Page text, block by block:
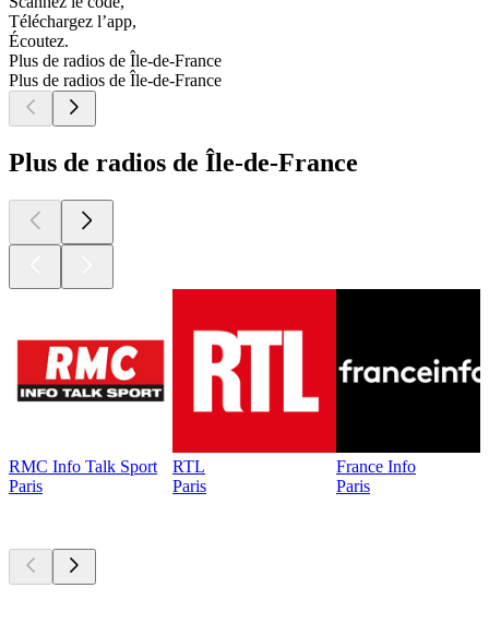
Téléchargez l’app,
Écoutez.
Plus de radios de Île-de-France
Plus de radios de Île-de-France
Plus de radios de Île-de-France
RMC Info Talk Sport
Paris
RTL
Paris
France Info
Paris